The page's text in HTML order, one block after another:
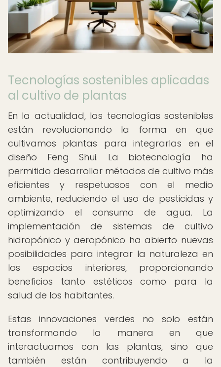
Tecnologías sostenibles aplicadas
al cultivo de plantas
En la actualidad, las tecnologías sostenibles
están revolucionando la forma en que
cultivamos plantas para integrarlas en el
diseño Feng Shui. La biotecnología ha
permitido desarrollar métodos de cultivo más
eficientes y respetuosos con el medio
ambiente, reduciendo el uso de pesticidas y
optimizando el consumo de agua. La
implementación de sistemas de cultivo
hidropónico y aeropónico ha abierto nuevas
posibilidades para integrar la naturaleza en
los espacios interiores, proporcionando
beneficios tanto estéticos como para la
salud de los habitantes.
Estas innovaciones verdes no solo están
transformando la manera en que
interactuamos con las plantas, sino que
también están contribuyendo a la